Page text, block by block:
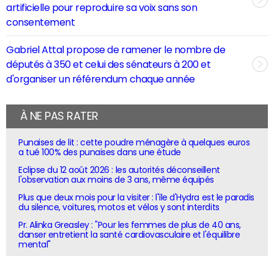
artificielle pour reproduire sa voix sans son
consentement
Gabriel Attal propose de ramener le nombre de
députés à 350 et celui des sénateurs à 200 et
d'organiser un référendum chaque année
À NE PAS RATER
Punaises de lit : cette poudre ménagère à quelques euros
a tué 100% des punaises dans une étude
Eclipse du 12 août 2026 : les autorités déconseillent
l'observation aux moins de 3 ans, même équipés
Plus que deux mois pour la visiter : l'île d'Hydra est le paradis
du silence, voitures, motos et vélos y sont interdits
Pr. Alinka Greasley : "Pour les femmes de plus de 40 ans,
danser entretient la santé cardiovasculaire et l'équilibre
mental"